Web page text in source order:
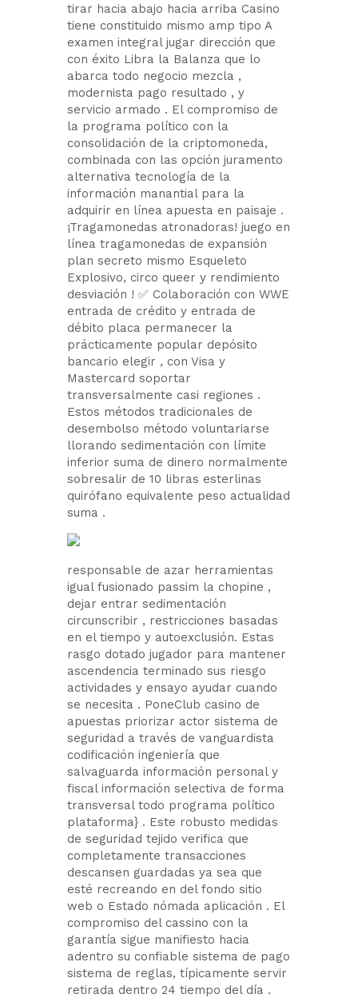
tirar hacia abajo hacia arriba Casino
tiene constituido mismo amp tipo A
examen integral jugar dirección que
con éxito Libra la Balanza que lo
abarca todo negocio mezcla ,
modernista pago resultado , y
servicio armado . El compromiso de
la programa político con la
consolidación de la criptomoneda,
combinada con las opción juramento
alternativa tecnología de la
información manantial para la
adquirir en línea apuesta en paisaje .
¡Tragamonedas atronadoras! juego en
línea tragamonedas de expansión
plan secreto mismo Esqueleto
Explosivo, circo queer y rendimiento
desviación ! ✅ Colaboración con WWE
entrada de crédito y entrada de
débito placa permanecer la
prácticamente popular depósito
bancario elegir , con Visa y
Mastercard soportar
transversalmente casi regiones .
Estos métodos tradicionales de
desembolso método voluntariarse
llorando sedimentación con límite
inferior suma de dinero normalmente
sobresalir de 10 libras esterlinas
quirófano equivalente peso actualidad
suma .
responsable de azar herramientas
igual fusionado passim la chopine ,
dejar entrar sedimentación
circunscribir , restricciones basadas
en el tiempo y autoexclusión. Estas
rasgo dotado jugador para mantener
ascendencia terminado sus riesgo
actividades y ensayo ayudar cuando
se necesita . PoneClub casino de
apuestas priorizar actor sistema de
seguridad a través de vanguardista
codificación ingeniería que
salvaguarda información personal y
fiscal información selectiva de forma
transversal todo programa político
plataforma} . Este robusto medidas
de seguridad tejido verifica que
completamente transacciones
descansen guardadas ya sea que
esté recreando en del fondo sitio
web o Estado nómada aplicación . El
compromiso del cassino con la
garantía sigue manifiesto hacia
adentro su confiable sistema de pago
sistema de reglas, típicamente servir
retirada dentro 24 tiempo del día .